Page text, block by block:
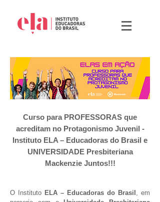
Curso para PROFESSORAS que
acreditam no Protagonismo Juvenil -
Instituto ELA – Educadoras do Brasil e
UNIVERSIDADE Presbiteriana
Mackenzie Juntos!!!
O Instituto ELA – Educadoras do Brasil , em